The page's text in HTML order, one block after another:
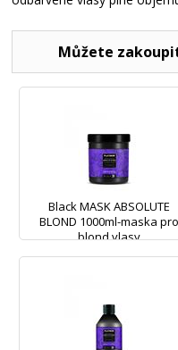
Můžete
Black MASK ABSOLUTE
BLOND 1000ml-maska pro
blond vlasy